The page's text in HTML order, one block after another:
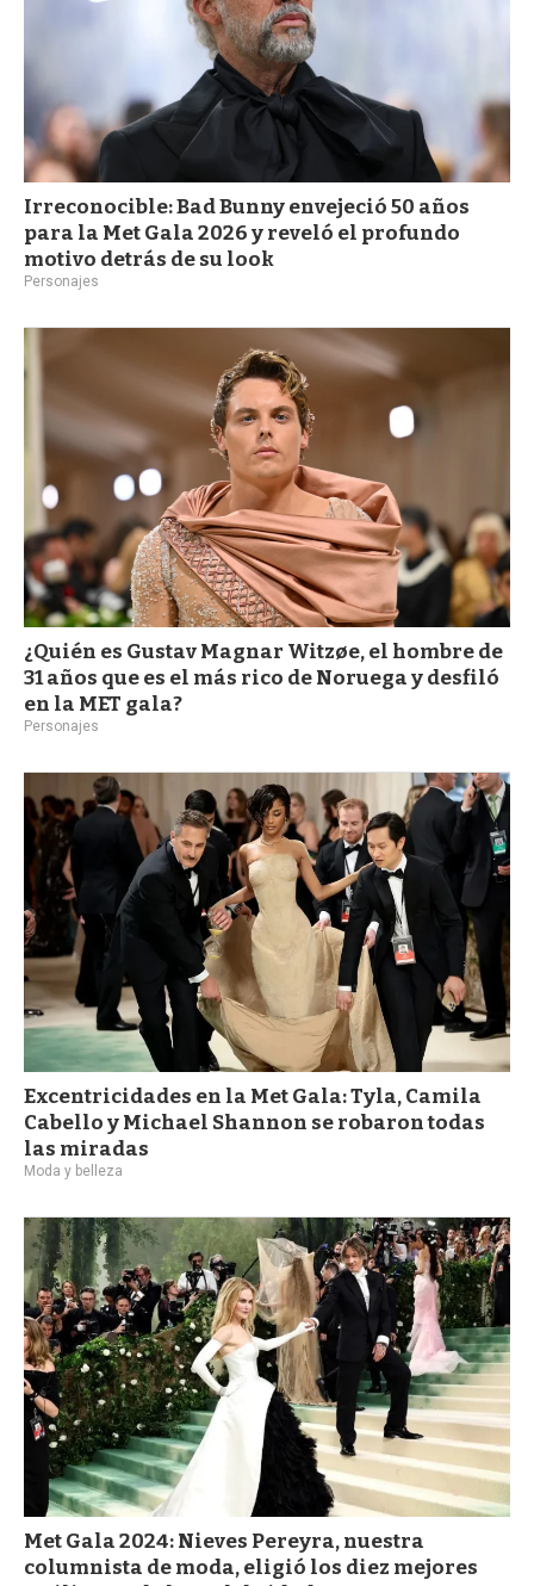
Irreconocible: Bad Bunny envejeció 50 años
para la Met Gala 2026 y reveló el profundo
motivo detrás de su look
Personajes
¿Quién es Gustav Magnar Witzøe, el hombre de
31 años que es el más rico de Noruega y desfiló
en la MET gala?
Personajes
Excentricidades en la Met Gala: Tyla, Camila
Cabello y Michael Shannon se robaron todas
las miradas
Moda y belleza
Met Gala 2024: Nieves Pereyra, nuestra
columnista de moda, eligió los diez mejores